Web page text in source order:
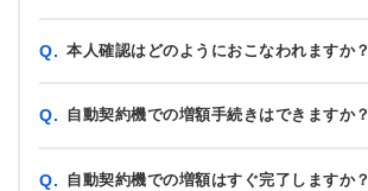
Q. 本人確認はどのようにおこなわれますか？
Q. 自動契約機での増額手続きはできますか？
Q. 自動契約機での増額はすぐ完了しますか？